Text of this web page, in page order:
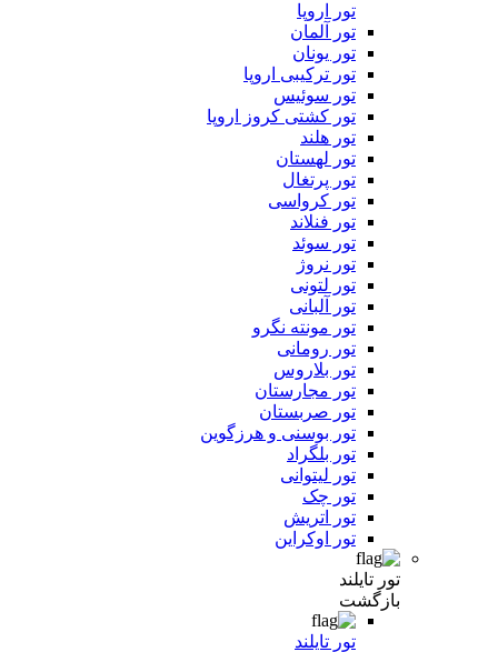
تور اروپا
تور آلمان
تور یونان
تور ترکیبی اروپا
تور سوئیس
تور کشتی کروز اروپا
تور هلند
تور لهستان
تور پرتغال
تور کرواسی
تور فنلاند
تور سوئد
تور نروژ
تور لتونی
تور آلبانی
تور مونته نگرو
تور رومانی
تور بلاروس
تور مجارستان
تور صربستان
تور بوسنی و هرزگوین
تور بلگراد
تور لیتوانی
تور چک
تور اتریش
تور اوکراین
تور تایلند
بازگشت
تور تایلند